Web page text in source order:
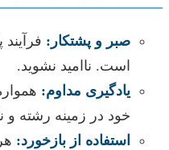
صبر و پشتکار:
است. ناامید نشوید.
یادگیری مداوم:
خود در زمینه رشته
استفاده از بازخورد: